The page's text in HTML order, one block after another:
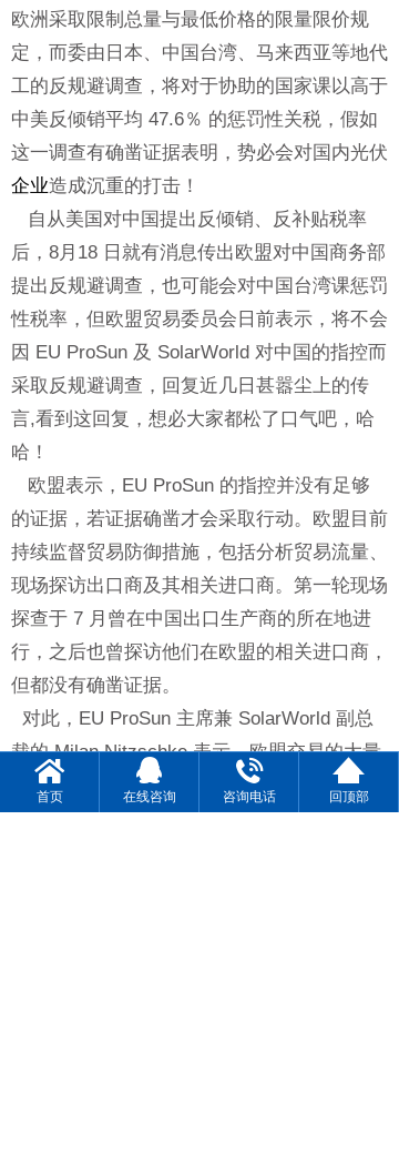
欧洲采取限制总量与最低价格的限量限价规
定，而委由日本、中国台湾、马来西亚等地代
工的反规避调查，将对于协助的国家课以高于
中美反倾销平均 47.6％ 的惩罚性关税 ，假如
这一调查有确凿证据表明，势必会对国内光伏
企业造成沉重的打击！
自从美国对中国提出反倾销、反补贴税率
后，8月18 日就有消息传出欧盟对中国商务部
提出反规避调查，也可能会对中国台湾课惩罚
性税率，但欧盟贸易委员会日前表示，将不会
因 EU ProSun 及 SolarWorld 对中国的指控而
采取反规避调查，回复近几日甚嚣尘上的传
言,看到这回复，想必大家都松了口气吧，哈
哈！
欧盟表示，EU ProSun 的指控并没有足够
的证据，若证据确凿才会采取行动。欧盟目前
持续监督贸易防御措施，包括分析贸易流量、
现场探访出口商及其相关进口商。第一轮现场
探查于 7 月曾在中国出口生产商的所在地进
行，之后也曾探访他们在欧盟的相关进口商，
但都没有确凿证据。
对此，EU ProSun 主席兼 SolarWorld 副总
裁的 Milan Nitzschke 表示，欧盟交易的大量
中国商品远低于最低限价，并认为违规行为仍
在持续发生。晶科能源欧洲总监 Frank Niend
首页 在线咨询 咨询电话 回顶部